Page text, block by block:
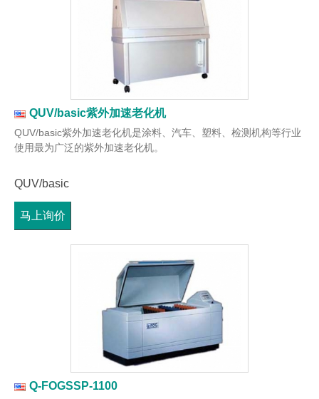
QUV/basic紫外加速老化机
QUV/basic紫外加速老化机是涂料、汽车、塑料、检测机构等行业
使用最为广泛的紫外加速老化机。
QUV/basic
马上询价
Q-FOGSSP-1100